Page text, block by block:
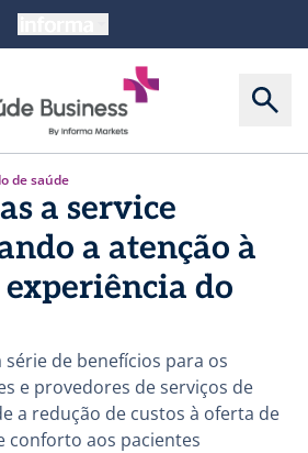
de saúde
a service
a atenção à
do
série de benefícios para os
e provedores de serviços de
a redução de custos à oferta de
conforto aos pacientes